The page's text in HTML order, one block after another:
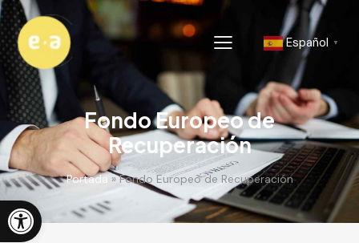
Abrir barra de herramientas
Español ▼
Fondo Europeo de
Recuperación
Portada »Fondo Europeo de Recuperación